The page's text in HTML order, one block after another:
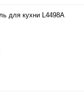
для кухни L4498A